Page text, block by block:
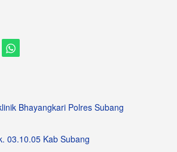
Bhayangkari Polres Subang
03.10.05 Kab Subang